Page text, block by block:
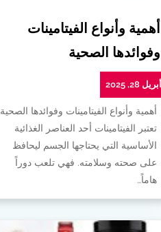
أهمية وأنواع الفيتامينات
وفوائدها الصحية
أبريل 28, 2025
أهمية وأنواع الفيتامينات وفوائدها الصحية
تعتبر الفيتامينات أحد العناصر الغذائية
الأساسية التي يحتاجها الجسم ليحافظ
على صحته وسلامته. فهي تلعب دوراً
هاماً…